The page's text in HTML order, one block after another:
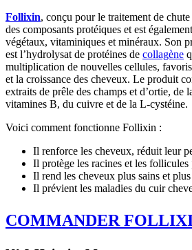
Follixin, conçu pour le traitement de
des composants protéiques et est
végétaux, vitaminiques et minéraux. Son
est l’hydrolysat de protéines de collagène
multiplication de nouvelles cellules,
et la croissance des cheveux. Le produit
extraits de prêle des champs et d’ortie, de
vitamines B, du cuivre et de la L-cystéine.
Voici comment fonctionne Follixin :
Il renforce les cheveux, réduit leur
Il protège les racines et les follicules
Il rend les cheveux plus sains et
Il prévient les maladies du cuir
COMMANDER